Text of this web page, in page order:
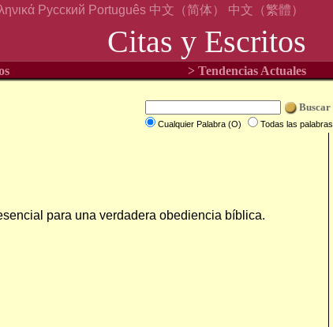
Русский Português 中文（简体） 中文（繁體）
Citas y Escritos
> Tendencias Actuales
Buscar
Cualquier Palabra (O) Todas las palabras
para una verdadera obediencia bíblica.